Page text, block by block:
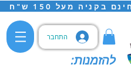
בקניה מעל 150 ש"ח
התחבר
להזמנות: